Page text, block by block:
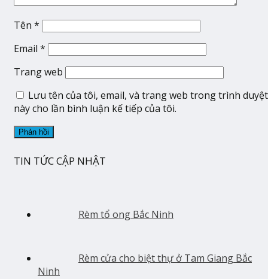
Tên *
Email *
Trang web
Lưu tên của tôi, email, và trang web trong trình duyệt
này cho lần bình luận kế tiếp của tôi.
TIN TỨC CẬP NHẬT
Rèm tổ ong Bắc Ninh
Rèm cửa cho biệt thự ở Tam Giang Bắc
Ninh